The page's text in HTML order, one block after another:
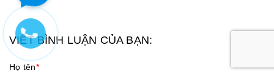
VIẾT BÌNH LUẬN CỦA BẠN:
Họ tên*